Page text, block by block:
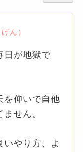
ん）
日が地獄で
を仰いで自他
せん。
いやり方、よ